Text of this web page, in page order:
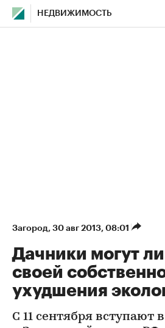
НЕДВИЖИМОСТЬ
Загород⁠, 30 авг 2013, 08:01
Дачники могут
своей
ухудшения
С 11 сентября вступают